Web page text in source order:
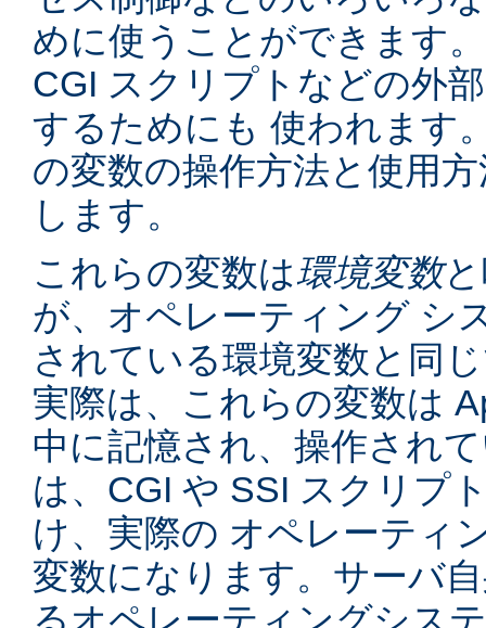
めに使うことができます
CGI スクリプトなどの外
するためにも 使われます
の変数の操作方法と使用
します。
これらの変数は環境変数
が、オペレーティング シ
されている環境変数と同
実際は、これらの変数は
中に記憶され、操作され
は、CGI や SSI スクリプ
け、実際の オペレーティ
変数になります。サーバ
るオペレーティングシス